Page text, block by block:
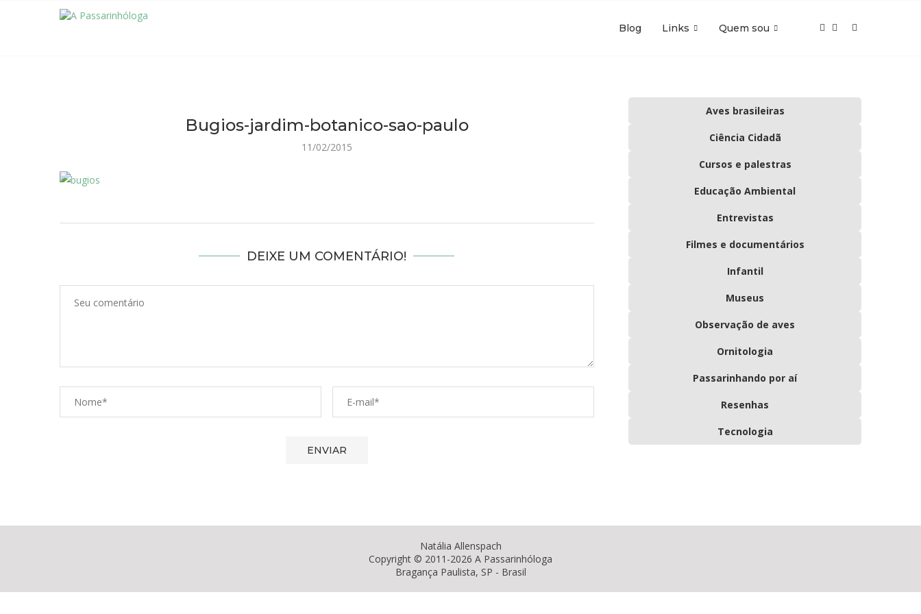
Blog Links Quem sou
Bugios-jardim-botanico-sao-paulo
11/02/2015
DEIXE UM COMENTÁRIO!
Aves brasileiras
Ciência Cidadã
Cursos e palestras
Educação Ambiental
Entrevistas
Filmes e documentários
Infantil
Museus
Observação de aves
Ornitologia
Passarinhando por aí
Resenhas
Tecnologia
Natália Allenspach
Copyright © 2011-2026 A Passarinhóloga
Bragança Paulista, SP - Brasil